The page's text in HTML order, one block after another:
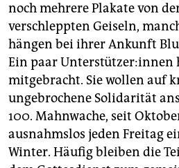
noch mehrere Plakate von
verschleppten Geiseln,
hängen bei ihrer Ankunft
Ein paar Un­ter­stüt­ze­r:in­nen
mitgebracht. Sie wollen auf
ungebrochene Solidarität
100. Mahnwache, seit
ausnahmslos jeden Freitag
Winter. Häufig bleiben die